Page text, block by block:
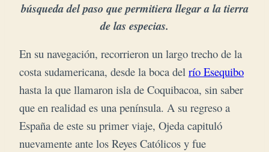
búsqueda del paso que permitiera llegar a la tierra
de las especias.
En su navegación, recorrieron un largo trecho de la
costa sudamericana, desde la boca del río Esequibo
hasta la que llamaron isla de Coquibacoa, sin saber
que en realidad es una península. A su regreso a
España de este su primer viaje, Ojeda capituló
nuevamente ante los Reyes Católicos y fue